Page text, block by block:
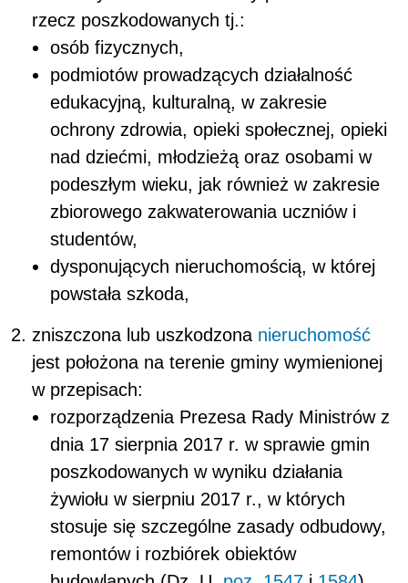
rzecz poszkodowanych tj.:
osób fizycznych,
podmiotów prowadzących działalność
edukacyjną, kulturalną, w zakresie
ochrony zdrowia, opieki społecznej, opieki
nad dziećmi, młodzieżą oraz osobami w
podeszłym wieku, jak również w zakresie
zbiorowego zakwaterowania uczniów i
studentów,
dysponujących nieruchomością, w której
powstała szkoda,
zniszczona lub uszkodzona nieruchomość
jest położona na terenie gminy wymienionej
w przepisach:
rozporządzenia Prezesa Rady Ministrów z
dnia 17 sierpnia 2017 r. w sprawie gmin
poszkodowanych w wyniku działania
żywiołu w sierpniu 2017 r., w których
stosuje się szczególne zasady odbudowy,
remontów i rozbiórek obiektów